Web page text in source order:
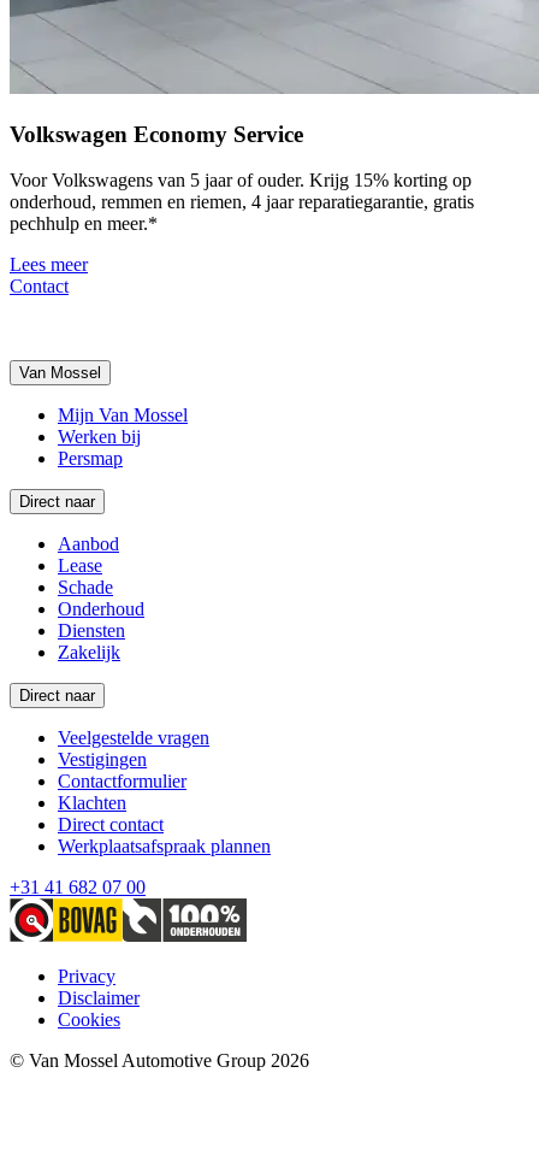
Volkswagen Economy Service
Voor Volkswagens van 5 jaar of ouder. Krijg 15% korting op
onderhoud, remmen en riemen, 4 jaar reparatiegarantie, gratis
pechhulp en meer.*
Lees meer
Contact
Van Mossel
Mijn Van Mossel
Werken bij
Persmap
Direct naar
Aanbod
Lease
Schade
Onderhoud
Diensten
Zakelijk
Direct naar
Veelgestelde vragen
Vestigingen
Contactformulier
Klachten
Direct contact
Werkplaatsafspraak plannen
+31 41 682 07 00
Privacy
Disclaimer
Cookies
© Van Mossel Automotive Group 2026